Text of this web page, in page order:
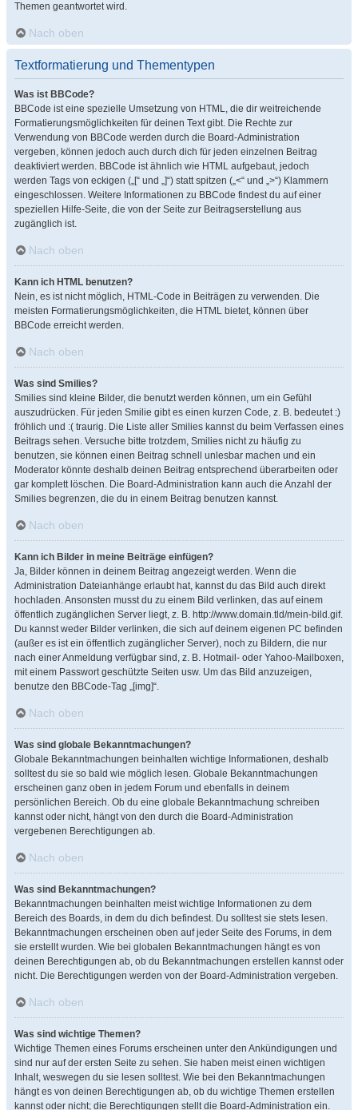
Themen geantwortet wird.
Nach oben
Textformatierung und Thementypen
Was ist BBCode?
BBCode ist eine spezielle Umsetzung von HTML, die dir weitreichende
Formatierungsmöglichkeiten für deinen Text gibt. Die Rechte zur
Verwendung von BBCode werden durch die Board-Administration
vergeben, können jedoch auch durch dich für jeden einzelnen Beitrag
deaktiviert werden. BBCode ist ähnlich wie HTML aufgebaut, jedoch
werden Tags von eckigen („[“ und „]“) statt spitzen („<“ und „>“) Klammern
eingeschlossen. Weitere Informationen zu BBCode findest du auf einer
speziellen Hilfe-Seite, die von der Seite zur Beitragserstellung aus
zugänglich ist.
Nach oben
Kann ich HTML benutzen?
Nein, es ist nicht möglich, HTML-Code in Beiträgen zu verwenden. Die
meisten Formatierungsmöglichkeiten, die HTML bietet, können über
BBCode erreicht werden.
Nach oben
Was sind Smilies?
Smilies sind kleine Bilder, die benutzt werden können, um ein Gefühl
auszudrücken. Für jeden Smilie gibt es einen kurzen Code, z. B. bedeutet :)
fröhlich und :( traurig. Die Liste aller Smilies kannst du beim Verfassen eines
Beitrags sehen. Versuche bitte trotzdem, Smilies nicht zu häufig zu
benutzen, sie können einen Beitrag schnell unlesbar machen und ein
Moderator könnte deshalb deinen Beitrag entsprechend überarbeiten oder
gar komplett löschen. Die Board-Administration kann auch die Anzahl der
Smilies begrenzen, die du in einem Beitrag benutzen kannst.
Nach oben
Kann ich Bilder in meine Beiträge einfügen?
Ja, Bilder können in deinem Beitrag angezeigt werden. Wenn die
Administration Dateianhänge erlaubt hat, kannst du das Bild auch direkt
hochladen. Ansonsten musst du zu einem Bild verlinken, das auf einem
öffentlich zugänglichen Server liegt, z. B. http://www.domain.tld/mein-bild.gif.
Du kannst weder Bilder verlinken, die sich auf deinem eigenen PC befinden
(außer es ist ein öffentlich zugänglicher Server), noch zu Bildern, die nur
nach einer Anmeldung verfügbar sind, z. B. Hotmail- oder Yahoo-Mailboxen,
mit einem Passwort geschützte Seiten usw. Um das Bild anzuzeigen,
benutze den BBCode-Tag „[img]“.
Nach oben
Was sind globale Bekanntmachungen?
Globale Bekanntmachungen beinhalten wichtige Informationen, deshalb
solltest du sie so bald wie möglich lesen. Globale Bekanntmachungen
erscheinen ganz oben in jedem Forum und ebenfalls in deinem
persönlichen Bereich. Ob du eine globale Bekanntmachung schreiben
kannst oder nicht, hängt von den durch die Board-Administration
vergebenen Berechtigungen ab.
Nach oben
Was sind Bekanntmachungen?
Bekanntmachungen beinhalten meist wichtige Informationen zu dem
Bereich des Boards, in dem du dich befindest. Du solltest sie stets lesen.
Bekanntmachungen erscheinen oben auf jeder Seite des Forums, in dem
sie erstellt wurden. Wie bei globalen Bekanntmachungen hängt es von
deinen Berechtigungen ab, ob du Bekanntmachungen erstellen kannst oder
nicht. Die Berechtigungen werden von der Board-Administration vergeben.
Nach oben
Was sind wichtige Themen?
Wichtige Themen eines Forums erscheinen unter den Ankündigungen und
sind nur auf der ersten Seite zu sehen. Sie haben meist einen wichtigen
Inhalt, weswegen du sie lesen solltest. Wie bei den Bekanntmachungen
hängt es von deinen Berechtigungen ab, ob du wichtige Themen erstellen
kannst oder nicht; die Berechtigungen stellt die Board-Administration ein.